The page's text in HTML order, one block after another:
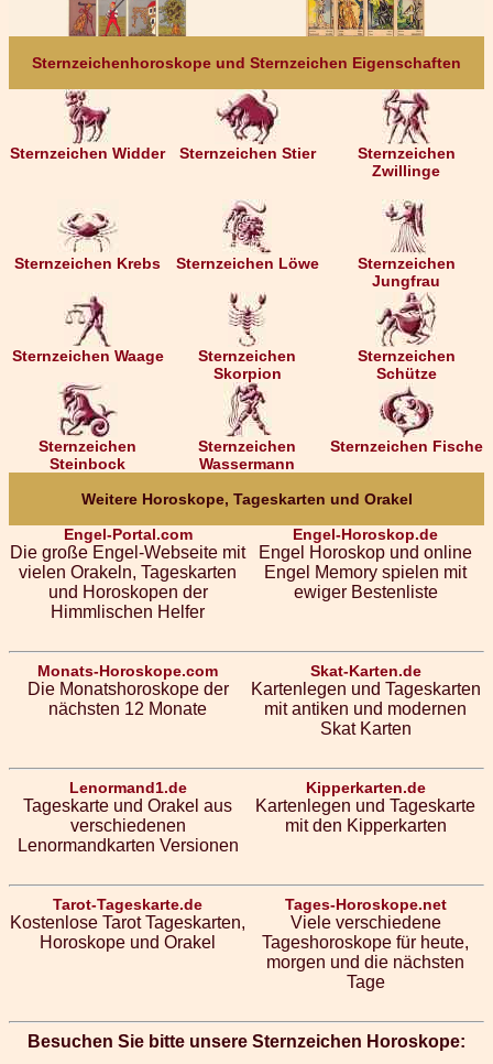
Sternzeichenhoroskope und Sternzeichen Eigenschaften
Sternzeichen Widder Sternzeichen Stier
Sternzeichen
Zwillinge
Sternzeichen Krebs Sternzeichen Löwe
Sternzeichen
Jungfrau
Sternzeichen Waage
Sternzeichen
Skorpion
Sternzeichen
Schütze
Sternzeichen
Steinbock
Sternzeichen
Wassermann
Sternzeichen Fische
Weitere Horoskope, Tageskarten und Orakel
Engel-Portal.com
Die große Engel-Webseite mit
vielen Orakeln, Tageskarten
und Horoskopen der
Himmlischen Helfer
Engel-Horoskop.de
Engel Horoskop und online
Engel Memory spielen mit
ewiger Bestenliste
Monats-Horoskope.com
Die Monatshoroskope der
nächsten 12 Monate
Skat-Karten.de
Kartenlegen und Tageskarten
mit antiken und modernen
Skat Karten
Lenormand1.de
Tageskarte und Orakel aus
verschiedenen
Lenormandkarten Versionen
Kipperkarten.de
Kartenlegen und Tageskarte
mit den Kipperkarten
Tarot-Tageskarte.de
Kostenlose Tarot Tageskarten,
Horoskope und Orakel
Tages-Horoskope.net
Viele verschiedene
Tageshoroskope für heute,
morgen und die nächsten
Tage
Besuchen Sie bitte unsere Sternzeichen Horoskope: